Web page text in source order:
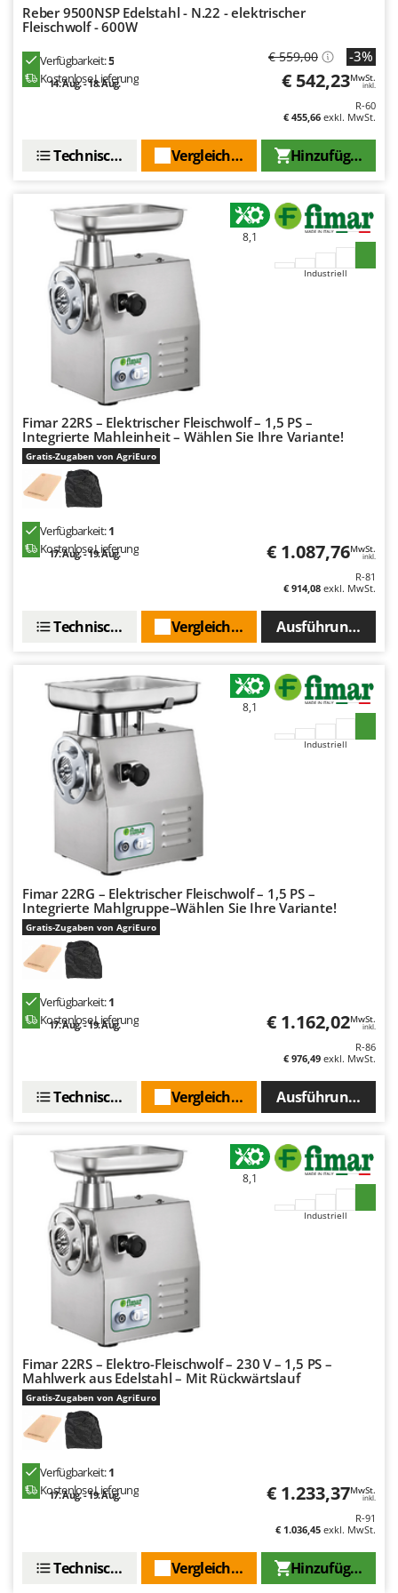
Reber 9500NSP Edelstahl - N.22 - elektrischer
Fleischwolf - 600W
Verfügbarkeit:5
Kostenlose Lieferung
14. Aug. - 18. Aug.
€ 559,00 -3%
€ 542,23MwSt.
inkl.
R-60
€ 455,66 exkl. MwSt.
Hinzufügen
Vergleichen Sie
Technische Daten
8,1
Industriell
Fimar 22RS – Elektrischer Fleischwolf – 1,5 PS –
Integrierte Mahleinheit – Wählen Sie Ihre Variante!
Gratis-Zugaben von AgriEuro
Verfügbarkeit:1
Kostenlose Lieferung
17. Aug. - 19. Aug. € 1.087,76MwSt.
inkl.
R-81
€ 914,08 exkl. MwSt.
Ausführungen(4)
Vergleichen Sie
Technische Daten
8,1
Industriell
Fimar 22RG – Elektrischer Fleischwolf – 1,5 PS –
Integrierte Mahlgruppe–Wählen Sie Ihre Variante!
Gratis-Zugaben von AgriEuro
Verfügbarkeit:1
Kostenlose Lieferung
17. Aug. - 19. Aug. € 1.162,02MwSt.
inkl.
R-86
€ 976,49 exkl. MwSt.
Ausführungen(4)
Vergleichen Sie
Technische Daten
8,1
Industriell
Fimar 22RS – Elektro-Fleischwolf – 230 V – 1,5 PS –
Mahlwerk aus Edelstahl – Mit Rückwärtslauf
Gratis-Zugaben von AgriEuro
Verfügbarkeit:1
Kostenlose Lieferung
17. Aug. - 19. Aug. € 1.233,37MwSt.
inkl.
R-91
€ 1.036,45 exkl. MwSt.
Hinzufügen
Vergleichen Sie
Technische Daten